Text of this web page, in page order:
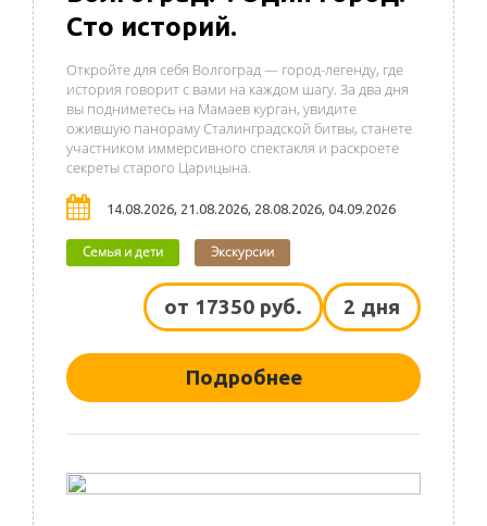
Сто историй.
Откройте для себя Волгоград — город-легенду, где
история говорит с вами на каждом шагу. За два дня
вы подниметесь на Мамаев курган, увидите
ожившую панораму Сталинградской битвы, станете
участником иммерсивного спектакля и раскроете
секреты старого Царицына.
14.08.2026, 21.08.2026, 28.08.2026, 04.09.2026
Семья и дети Экскурсии
2 дня
от 17350 руб.
Подробнее